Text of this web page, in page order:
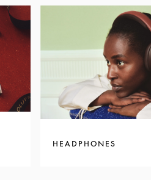
HEADPHONES